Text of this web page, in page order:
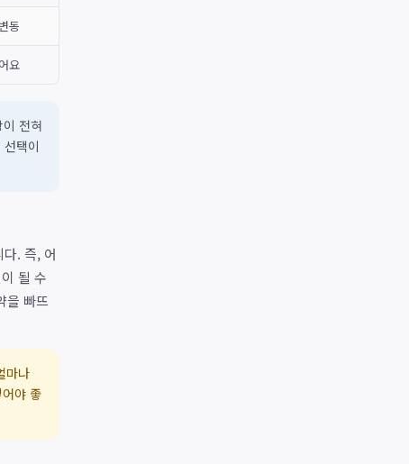
동
요
전혀
택이
. 즉, 어
될 수
을 빠뜨
마나
야 좋